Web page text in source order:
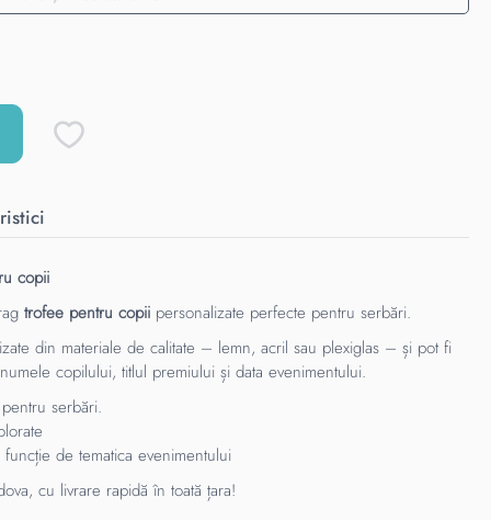
copii
trofee pentru copii personalizate perfecte pentru serbări.
din materiale de calitate – lemn, acril sau plexiglas – și pot fi
copilului, titlul premiului și data evenimentului.
serbări.
de tematica evenimentului
cu livrare rapidă în toată țara!